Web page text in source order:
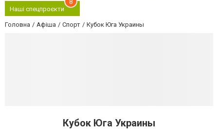
Наші спецпроєкти
8
Головна Афіша Спорт Кубок Юга Украины
Кубок Юга Украины